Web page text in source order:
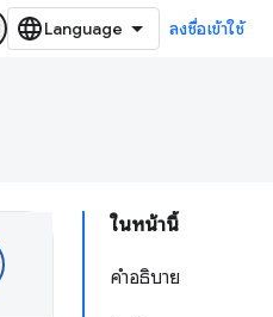
ลงชื่อเข้าใช้
ในหน้านี้
คำอธิบาย